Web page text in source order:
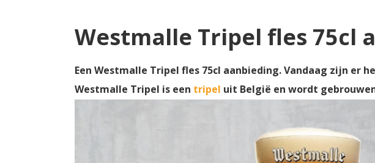
Westmalle Tripel fles 75cl
Een Westmalle Tripel fles 75cl aanbieding. Vandaag zijn er
Westmalle Tripel is een tripel uit België en wordt